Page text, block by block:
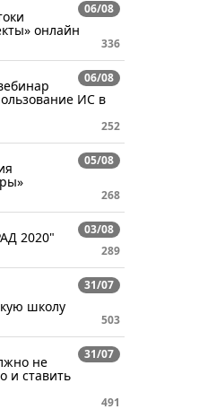
06/08
онлайн
336
06/08
ИС в
252
05/08
268
03/08
2020"
289
31/07
школу
503
31/07
не
и ставить
491